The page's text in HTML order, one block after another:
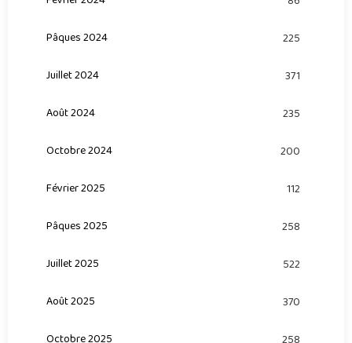
Pâques 2024 225
Juillet 2024 371
Août 2024 235
Octobre 2024 200
Février 2025 112
Pâques 2025 258
Juillet 2025 522
Août 2025 370
Octobre 2025 258